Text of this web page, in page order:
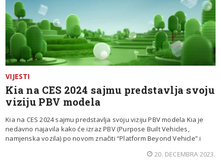
VIJESTI
Kia na CES 2024 sajmu predstavlja svoju
viziju PBV modela
Kia na CES 2024 sajmu predstavlja svoju viziju PBV modela Kia je
nedavno najavila kako će izraz PBV (Purpose Built Vehicles,
namjenska vozila) po novom značiti “Platform Beyond Vehicle” i
20. DECEMBRA 2023.